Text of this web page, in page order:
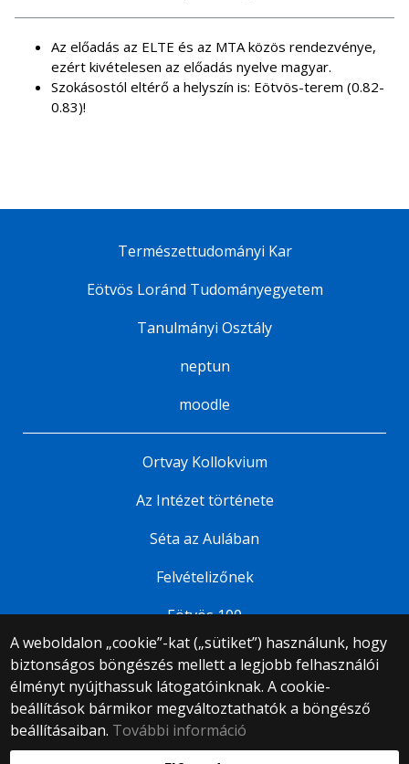
Az előadás az ELTE és az MTA közös rendezvénye,
ezért kivételesen az előadás nyelve magyar.
Szokásostól eltérő a helyszín is: Eötvös-terem (0.82-
0.83)!
A weboldalon „cookie”-kat („sütiket”) használunk, hogy
biztonságos böngészés mellett a legjobb felhasználói
élményt nyújthassuk látogatóinknak. A cookie-
beállítások bármikor megváltoztathatók a böngésző
beállításaiban. További információ
Természettudományi Kar
Eötvös Loránd Tudományegyetem
Tanulmányi Osztály
neptun
moodle
Ortvay Kollokvium
Az Intézet története
Séta az Aulában
Felvételizőnek
Eötvös 100
© 2025 Eötvös Loránd Tudományegyetem
Minden jog fenntartva.
1053 Budapest, Egyetem tér 1–3.
Központi telefonszám: +36 1 411 6500
Webfejlesztés: